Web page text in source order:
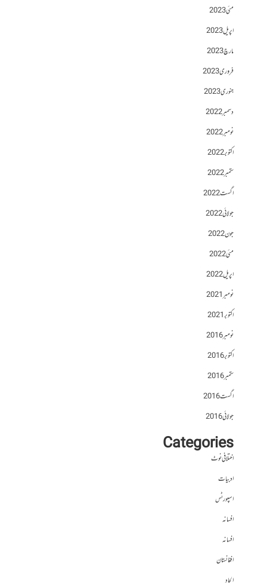
مئی 2023
اپریل 2023
مارچ 2023
فروری 2023
جنوری 2023
دسمبر 2022
نومبر 2022
اکتوبر 2022
ستمبر 2022
اگست 2022
جولائی 2022
جون 2022
مئی 2022
اپریل 2022
نومبر 2021
اکتوبر 2021
نومبر 2016
اکتوبر 2016
ستمبر 2016
اگست 2016
جولائی 2016
Categories
اختلافی نوٹ
ادبیات
اسپورٹس
افسانہ
افسانہ
افغانستان
الحاد